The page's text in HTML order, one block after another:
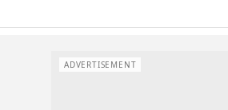
ADVERTISEMENT